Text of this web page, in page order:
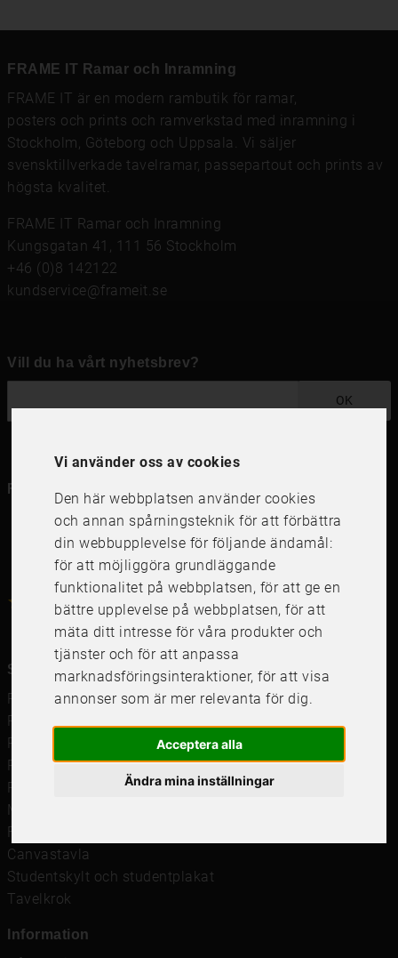
Vi använder oss av cookies
Den här webbplatsen använder cookies
och annan spårningsteknik för att förbättra
din webbupplevelse för följande ändamål:
för att möjliggöra grundläggande
funktionalitet på webbplatsen, för att ge en
bättre upplevelse på webbplatsen,för att
mäta ditt intresse för våra produkter och
tjänster och för att anpassa
marknadsföringsinteraktioner,för att visa
annonser som är mer relevanta för dig.
Acceptera alla
Ändra mina inställningar
FRAME IT Ramar och Inramning
FRAME IT är en modern rambutik för ramar
posters och prints och ramverkstad med inramning i
Stockholm, Göteborg och Uppsala. Vi säljer
svensktillverkade tavelramar, passepartout och prints av
högsta kvalitet.
FRAME IT Ramar och Inramning
Kungsgatan 41, 111 56 Stockholm
+46 (0)8 142122
kundservice@frameit.se
Vill du ha vårt nyhetsbrev?
OK
Följ oss i dina kanaler
4.6 / 5 1000+Recensioner
Snabblänkar
Ramar
Ramar till Samsung The Frame
Ramverkstad & inramning
Passepartout
Posters
Måttbeställd passepartout
Framkalla bilder
Canvastavla
Studentskylt och studentplakat
Tavelkrok
Information